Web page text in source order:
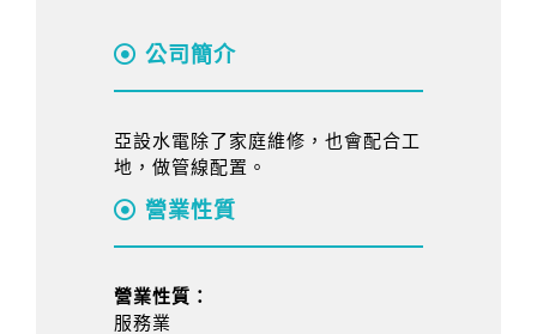
公司簡介
亞設水電除了家庭維修，也會配合工
地，做管線配置。
營業性質
營業性質：
服務業